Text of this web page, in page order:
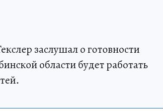
заслушал о готовности
области будет работать